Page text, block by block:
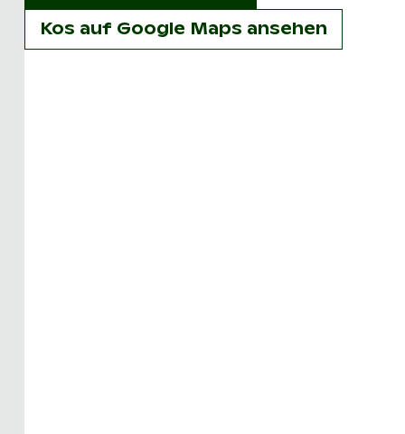
Kos auf Google Maps ansehen